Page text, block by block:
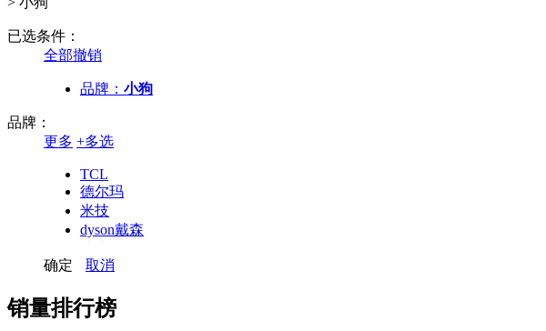
已选条件：
全部撤销
品牌： 小狗
品牌：
更多 +多选
TCL
德尔玛
米技
dyson戴森
康佳KONKA
乐扣
确定 取消
销量排行榜